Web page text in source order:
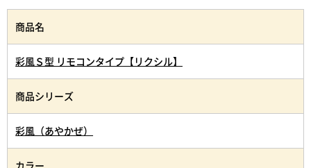
商品名
彩風Ｓ型 リモコンタイプ【リクシル】
商品シリーズ
彩風（あやかぜ）
カラー